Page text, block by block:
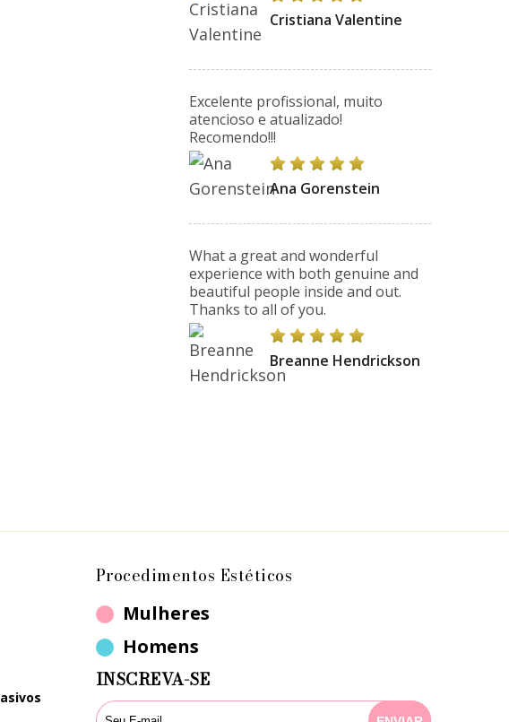
Cristiana Valentine
Excelente profissional, muito
atencioso e atualizado!
Recomendo!!!
Ana Gorenstein
What a great and wonderful
experience with both genuine and
beautiful people inside and out.
Thanks to all of you.
Breanne Hendrickson
Procedimentos Estéticos
Mulheres
Homens
INSCREVA-SE